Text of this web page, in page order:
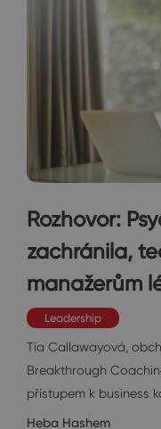
Rozhovor:
zachránila,
manažerům
Leadership
Tia Callawayová,
Breakthrough
přístupem k business
Heba Hashem